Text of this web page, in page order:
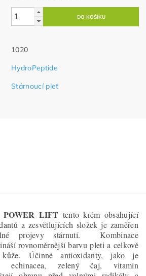
1020
HydroPeptide
Stárnoucí pleť
LIFT tento krém obsahující
a zesvětlujících složek je zaměřen
projevy stárnutí. Kombinace
rovnoměrnější barvu pleti a celkově
kůže. Účinné antioxidanty, jako je
echinacea, zelený čaj, vitamin